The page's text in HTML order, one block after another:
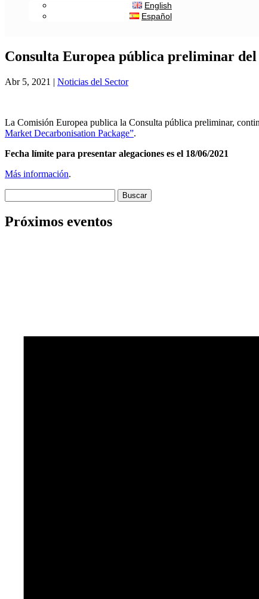
English
Español
Consulta Europea pública preliminar
Abr 5, 2021 | Noticias del Sector
La Comisión Europea publica la Consulta pública preliminar,
Market Decarbonisation Package”.
Fecha límite para presentar alegaciones es el 18/06/2021
Más información.
Próximos eventos